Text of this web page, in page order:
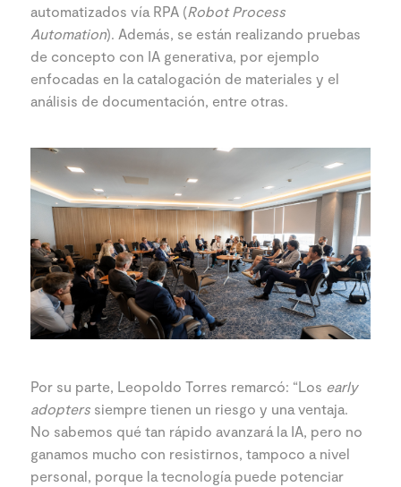
automatizados vía RPA (Robot Process
Automation). Además, se están realizando pruebas
de concepto con IA generativa, por ejemplo
enfocadas en la catalogación de materiales y el
análisis de documentación, entre otras.
Por su parte, Leopoldo Torres remarcó: “Los early
adopters siempre tienen un riesgo y una ventaja.
No sabemos qué tan rápido avanzará la IA, pero no
ganamos mucho con resistirnos, tampoco a nivel
personal, porque la tecnología puede potenciar